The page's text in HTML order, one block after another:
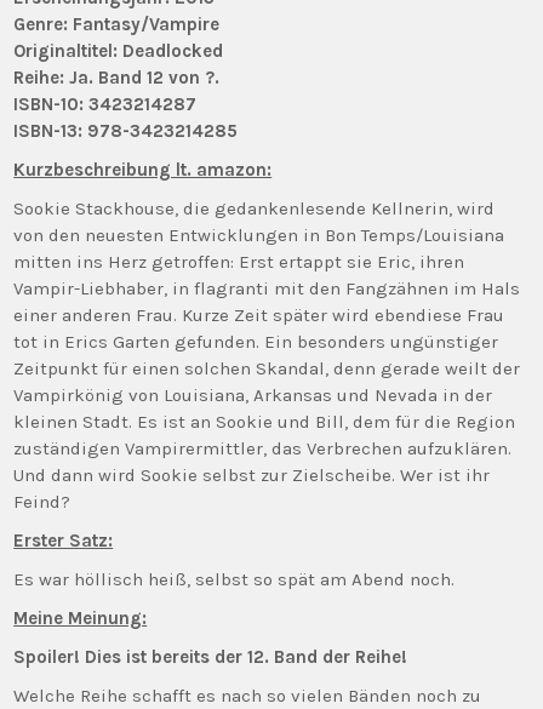
Genre: Fantasy/Vampire
Originaltitel: Deadlocked
Reihe: Ja. Band 12 von ?.
ISBN-10: 3423214287
ISBN-13: 978-3423214285
Kurzbeschreibung lt. amazon:
Sookie Stackhouse, die gedankenlesende Kellnerin, wird
von den neuesten Entwicklungen in Bon Temps/Louisiana
mitten ins Herz getroffen: Erst ertappt sie Eric, ihren
Vampir-Liebhaber, in flagranti mit den Fangzähnen im Hals
einer anderen Frau. Kurze Zeit später wird ebendiese Frau
tot in Erics Garten gefunden. Ein besonders ungünstiger
Zeitpunkt für einen solchen Skandal, denn gerade weilt der
Vampirkönig von Louisiana, Arkansas und Nevada in der
kleinen Stadt. Es ist an Sookie und Bill, dem für die Region
zuständigen Vampirermittler, das Verbrechen aufzuklären.
Und dann wird Sookie selbst zur Zielscheibe. Wer ist ihr
Feind?
Erster Satz:
Es war höllisch heiß, selbst so spät am Abend noch.
Meine Meinung:
Spoiler! Dies ist bereits der 12. Band der Reihe!
Welche Reihe schafft es nach so vielen Bänden noch zu